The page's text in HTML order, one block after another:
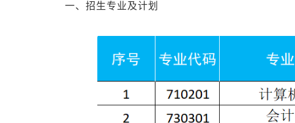
一、招生专业及计划